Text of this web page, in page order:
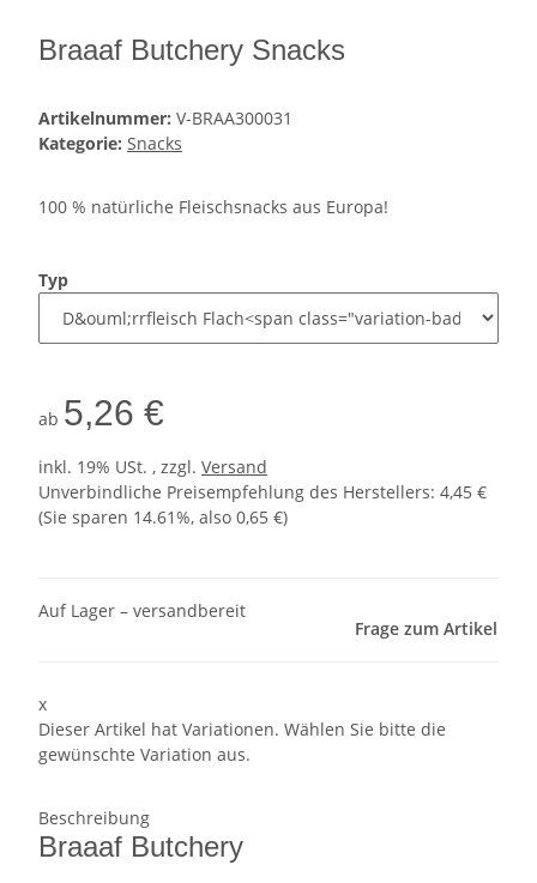
Braaaf Butchery Snacks
Artikelnummer: V-BRAA300031
Kategorie: Snacks
100 % natürliche Fleischsnacks aus Europa!
Typ
ab 5,26 €
inkl. 19% USt. , zzgl. Versand
Unverbindliche Preisempfehlung des Herstellers: 4,45 €
(Sie sparen 14.61%, also 0,65 €)
Auf Lager – versandbereit
Frage zum Artikel
x
Dieser Artikel hat Variationen. Wählen Sie bitte die
gewünschte Variation aus.
Beschreibung
Braaaf Butchery